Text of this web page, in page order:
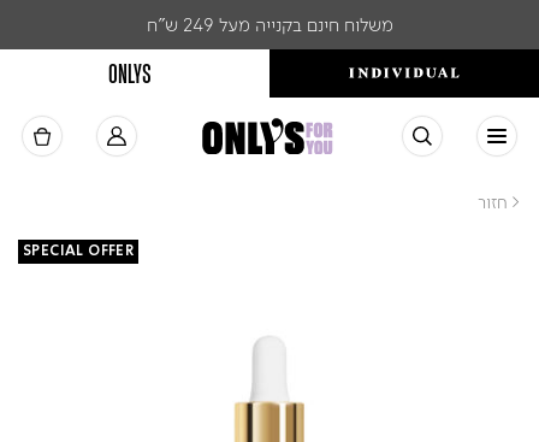
משלוח חינם בקנייה מעל 249 ש"ח
ONLYS
< חזור
SPECIAL OFFER